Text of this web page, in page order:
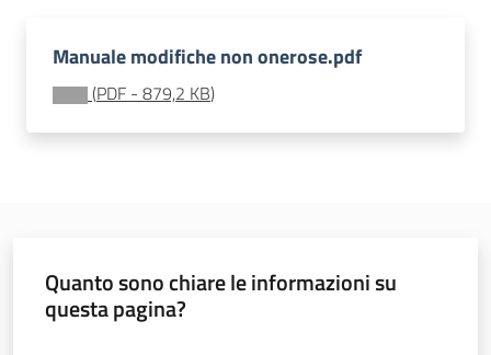
Materiali
territoriali,
europee e
cooperazione
Manuale modifiche non onerose.pdf
(PDF - 879,2 KB)
Quanto sono chiare le informazioni su
questa pagina?